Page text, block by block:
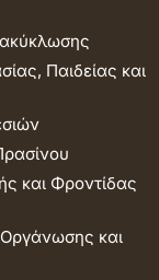
Παιδείας και
και Φροντίδας
και